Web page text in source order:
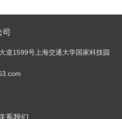
司
道1599号上海交通大学国家科技园
系我们